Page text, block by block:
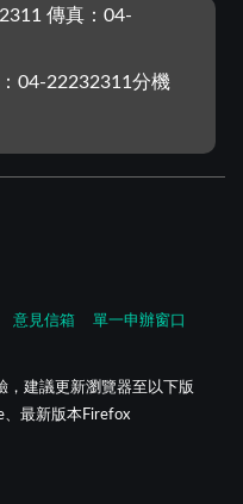
傳真：04-
04-22232311分機
意見信箱 單一申辦窗口
，建議更新瀏覽器至以下版
、最新版本Firefox